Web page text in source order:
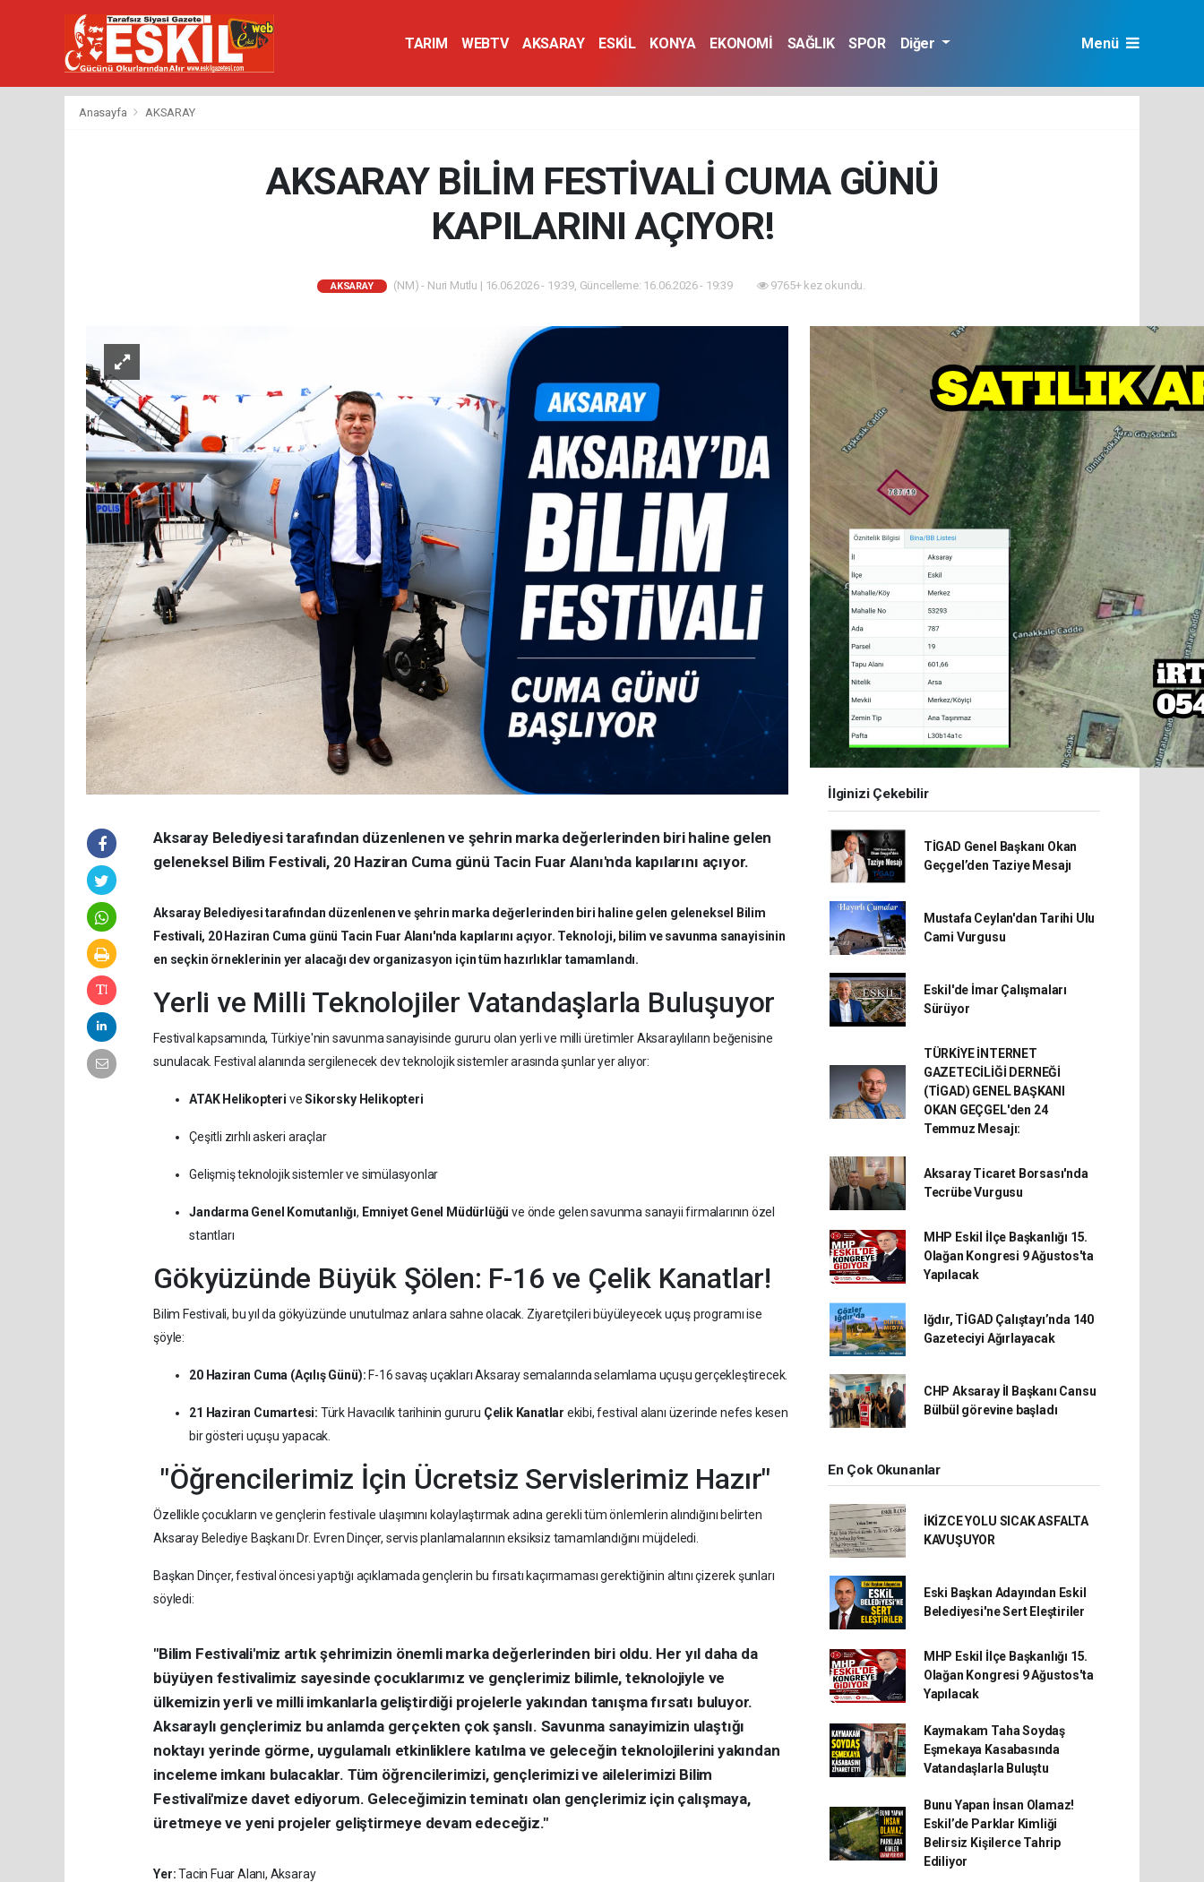
TARIM WEBTV AKSARAY ESKİL KONYA EKONOMİ SAĞLIK SPOR Diğer Menü
Anasayfa AKSARAY
AKSARAY BİLİM FESTİVALİ CUMA GÜNÜ
KAPILARINI AÇIYOR!
AKSARAY (NM) - Nuri Mutlu | 16.06.2026 - 19:39, Güncelleme: 16.06.2026 - 19:39 9765+ kez okundu.
Aksaray Belediyesi tarafından düzenlenen ve şehrin marka değerlerinden biri haline gelen
geleneksel Bilim Festivali, 20 Haziran Cuma günü Tacin Fuar Alanı'nda kapılarını açıyor.
Aksaray Belediyesi tarafından düzenlenen ve şehrin marka değerlerinden biri haline gelen geleneksel Bilim
Festivali, 20 Haziran Cuma günü Tacin Fuar Alanı'nda kapılarını açıyor. Teknoloji, bilim ve savunma sanayisinin
en seçkin örneklerinin yer alacağı dev organizasyon için tüm hazırlıklar tamamlandı.
Yerli ve Milli Teknolojiler Vatandaşlarla Buluşuyor
Festival kapsamında, Türkiye'nin savunma sanayisinde gururu olan yerli ve milli üretimler Aksaraylıların beğenisine
sunulacak. Festival alanında sergilenecek dev teknolojik sistemler arasında şunlar yer alıyor:
ATAK Helikopteri veSikorsky Helikopteri
Çeşitli zırhlı askeri araçlar
Gelişmiş teknolojik sistemler ve simülasyonlar
Jandarma Genel Komutanlığı, Emniyet Genel Müdürlüğü ve önde gelen savunma sanayii firmalarının özel
stantları
Gökyüzünde Büyük Şölen: F-16 ve Çelik Kanatlar!
Bilim Festivali, bu yıl da gökyüzünde unutulmaz anlara sahne olacak. Ziyaretçileri büyüleyecek uçuş programı ise
şöyle:
20 Haziran Cuma (Açılış Günü): F-16 savaş uçakları Aksaray semalarında selamlama uçuşu gerçekleştirecek.
21 Haziran Cumartesi: Türk Havacılık tarihinin gururu Çelik Kanatlar ekibi, festival alanı üzerinde nefes kesen
bir gösteri uçuşu yapacak.
"Öğrencilerimiz İçin Ücretsiz Servislerimiz Hazır"
Özellikle çocukların ve gençlerin festivale ulaşımını kolaylaştırmak adına gerekli tüm önlemlerin alındığını belirten
Aksaray Belediye Başkanı Dr. Evren Dinçer, servis planlamalarının eksiksiz tamamlandığını müjdeledi.
Başkan Dinçer, festival öncesi yaptığı açıklamada gençlerin bu fırsatı kaçırmaması gerektiğinin altını çizerek şunları
söyledi:
"Bilim Festivali'miz artık şehrimizin önemli marka değerlerinden biri oldu. Her yıl daha da
büyüyen festivalimiz sayesinde çocuklarımız ve gençlerimiz bilimle, teknolojiyle ve
ülkemizin yerli ve milli imkanlarla geliştirdiği projelerle yakından tanışma fırsatı buluyor.
Aksaraylı gençlerimiz bu anlamda gerçekten çok şanslı. Savunma sanayimizin ulaştığı
noktayı yerinde görme, uygulamalı etkinliklere katılma ve geleceğin teknolojilerini yakından
inceleme imkanı bulacaklar. Tüm öğrencilerimizi, gençlerimizi ve ailelerimizi Bilim
Festivali'mize davet ediyorum. Geleceğimizin teminatı olan gençlerimiz için çalışmaya,
üretmeye ve yeni projeler geliştirmeye devam edeceğiz."
Yer:Tacin Fuar Alanı, Aksaray
İlginizi Çekebilir
TİGAD Genel Başkanı Okan
Geçgel’den Taziye Mesajı
Mustafa Ceylan'dan Tarihi Ulu
Cami Vurgusu
Eskil'de İmar Çalışmaları
Sürüyor
TÜRKİYE İNTERNET
GAZETECİLİĞİ DERNEĞİ
(TİGAD) GENEL BAŞKANI
OKAN GEÇGEL'den 24
Temmuz Mesajı:
Aksaray Ticaret Borsası'nda
Tecrübe Vurgusu
MHP Eskil İlçe Başkanlığı 15.
Olağan Kongresi 9 Ağustos'ta
Yapılacak
Iğdır, TİGAD Çalıştayı’nda 140
Gazeteciyi Ağırlayacak
CHP Aksaray İl Başkanı Cansu
Bülbül görevine başladı
En Çok Okunanlar
İKİZCE YOLU SICAK ASFALTA
KAVUŞUYOR
Eski Başkan Adayından Eskil
Belediyesi'ne Sert Eleştiriler
MHP Eskil İlçe Başkanlığı 15.
Olağan Kongresi 9 Ağustos'ta
Yapılacak
Kaymakam Taha Soydaş
Eşmekaya Kasabasında
Vatandaşlarla Buluştu
Bunu Yapan İnsan Olamaz!
Eskil’de Parklar Kimliği
Belirsiz Kişilerce Tahrip
Ediliyor